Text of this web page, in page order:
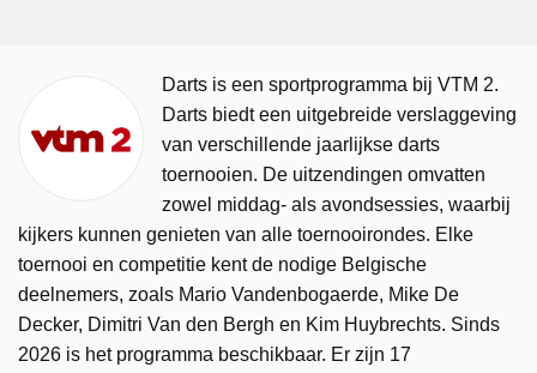
Darts is een sportprogramma bij VTM 2.
Darts biedt een uitgebreide verslaggeving
van verschillende jaarlijkse darts
toernooien. De uitzendingen omvatten
zowel middag- als avondsessies, waarbij
kijkers kunnen genieten van alle toernooirondes. Elke
toernooi en competitie kent de nodige Belgische
deelnemers, zoals Mario Vandenbogaerde, Mike De
Decker, Dimitri Van den Bergh en Kim Huybrechts. Sinds
2026 is het programma beschikbaar. Er zijn 17